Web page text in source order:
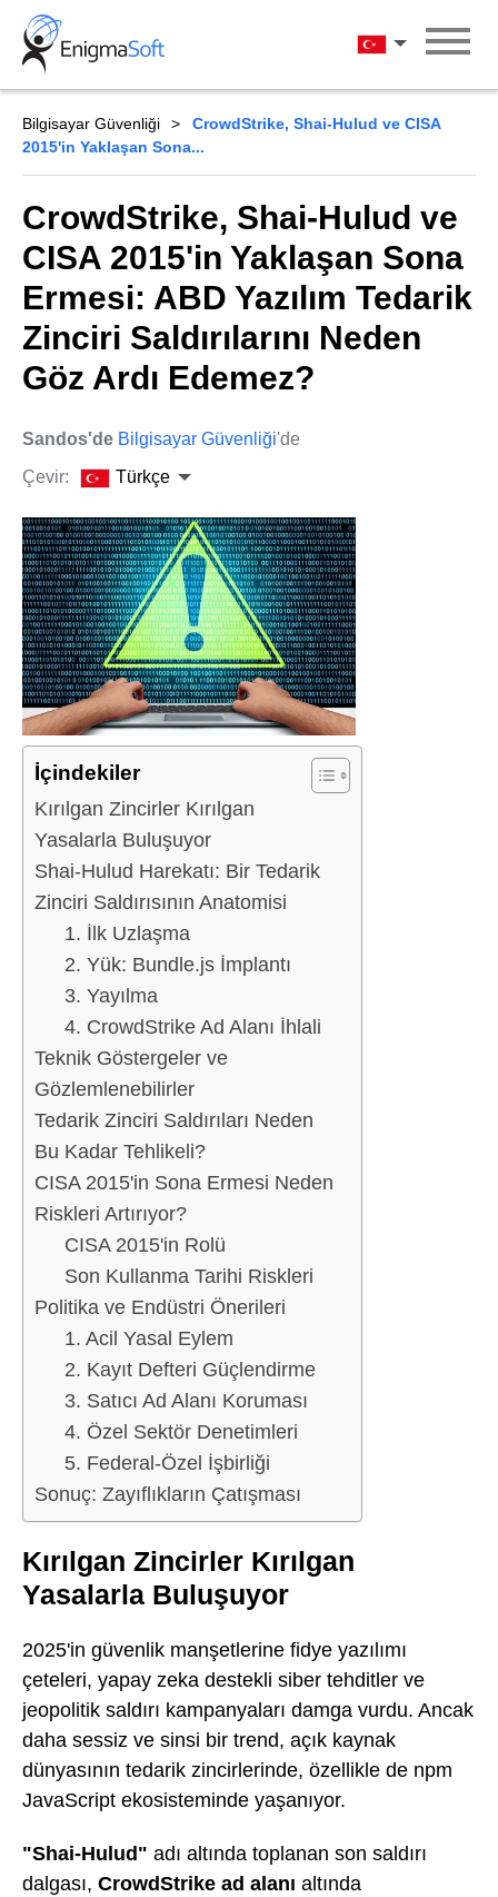
Skip
content
Türkçe
Bilgisayar Güvenliği
CrowdStrike, Shai-Hulud ve CISA
2015'in Yaklaşan Sona...
CrowdStrike, Shai-Hulud ve
CISA 2015'in Yaklaşan Sona
Ermesi: ABD Yazılım Tedarik
Zinciri Saldırılarını Neden
Göz Ardı Edemez?
Sandos'de Bilgisayar Güvenliği'de
Çevir:
Türkçe
İçindekiler
Kırılgan Zincirler Kırılgan
Yasalarla Buluşuyor
Shai-Hulud Harekatı: Bir Tedarik
Zinciri Saldırısının Anatomisi
1. İlk Uzlaşma
2. Yük: Bundle.js İmplantı
3. Yayılma
4. CrowdStrike Ad Alanı İhlali
Teknik Göstergeler ve
Gözlemlenebilirler
Tedarik Zinciri Saldırıları Neden
Bu Kadar Tehlikeli?
CISA 2015'in Sona Ermesi Neden
Riskleri Artırıyor?
CISA 2015'in Rolü
Son Kullanma Tarihi Riskleri
Politika ve Endüstri Önerileri
1. Acil Yasal Eylem
2. Kayıt Defteri Güçlendirme
3. Satıcı Ad Alanı Koruması
4. Özel Sektör Denetimleri
5. Federal-Özel İşbirliği
Sonuç: Zayıflıkların Çatışması
Kırılgan Zincirler Kırılgan
Yasalarla Buluşuyor
2025'in güvenlik manşetlerine fidye yazılımı
çeteleri, yapay zeka destekli siber tehditler ve
jeopolitik saldırı kampanyaları damga vurdu. Ancak
daha sessiz ve sinsi bir trend, açık kaynak
dünyasının tedarik zincirlerinde, özellikle de npm
JavaScript ekosisteminde yaşanıyor.
"Shai-Hulud" adı altında toplanan son saldırı
dalgası, CrowdStrike ad alanı altında